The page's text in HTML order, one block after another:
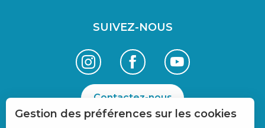
SUIVEZ-NOUS
Contactez-nous
Gestion des préférences sur les cookies